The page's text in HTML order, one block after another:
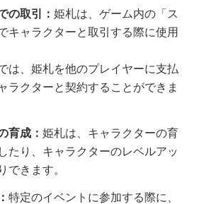
の取引： 姫札は、ゲーム内の「ス
キャラクターと取引する際に使用
は、姫札を他のプレイヤーに支払
ラクターと契約することができま
育成： 姫札は、キャラクターの育
たり、キャラクターのレベルアッ
できます。
特定のイベントに参加する際に、